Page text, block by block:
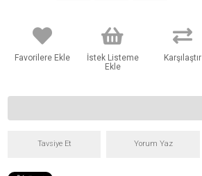
Favorilere Ekle
İstek Listeme
Ekle
Karşılaştır
Tavsiye Et Yorum Yaz